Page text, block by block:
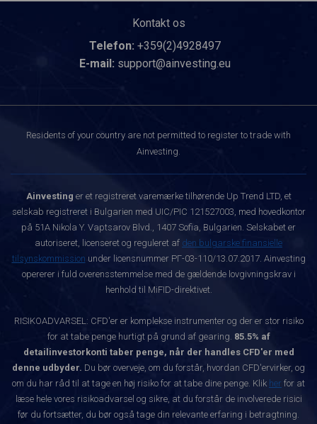
Kontakt os
Telefon: +359(2)4928497
E-mail: support@ainvesting.eu
Residents of your country are not permitted to register to trade with
Ainvesting.
Ainvesting er et registreret varemærke tilhørende Up Trend LTD, et
selskab registreret i Bulgarien med UIC/PIC 121527003, med hovedkontor
på 51A Nikola Y. Vaptsarov Blvd., 1407 Sofia, Bulgarien. Selskabet er
autoriseret, licenseret og reguleret af den bulgarske finansielle
tilsynskommission under licensnummer РГ-03-110/13.07.2017. Ainvesting
opererer i fuld overensstemmelse med de gældende lovgivningskrav i
henhold til MiFID-direktivet.
RISIKOADVARSEL: CFD'er er komplekse instrumenter og der er stor risiko
for at tabe penge hurtigt på grund af gearing. 85.5% af
detailinvestorkonti taber penge, når der handles CFD'er med
denne udbyder. Du bør overveje, om du forstår, hvordan CFD'ervirker, og
om du har råd til at tage en høj risiko for at tabe dine penge. Klik her for at
læse hele vores risikoadvarsel og sikre, at du forstår de involverede risici
før du fortsætter, du bør også tage din relevante erfaring i betragtning.